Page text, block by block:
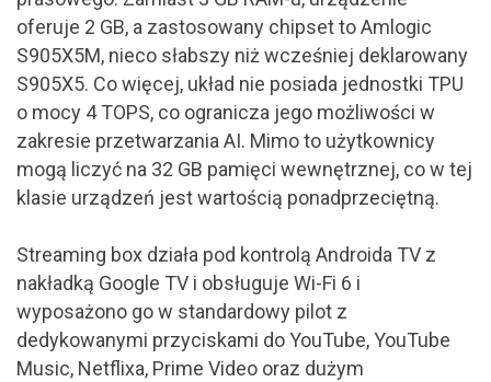
oferuje 2 GB, a zastosowany chipset to Amlogic
S905X5M, nieco słabszy niż wcześniej deklarowany
S905X5. Co więcej, układ nie posiada jednostki TPU
o mocy 4 TOPS, co ogranicza jego możliwości w
zakresie przetwarzania AI. Mimo to użytkownicy
mogą liczyć na 32 GB pamięci wewnętrznej, co w tej
klasie urządzeń jest wartością ponadprzeciętną.
Streaming box działa pod kontrolą Androida TV z
nakładką Google TV i obsługuje Wi-Fi 6 i
wyposażono go w standardowy pilot z
dedykowanymi przyciskami do YouTube, YouTube
Music, Netflixa, Prime Video oraz dużym